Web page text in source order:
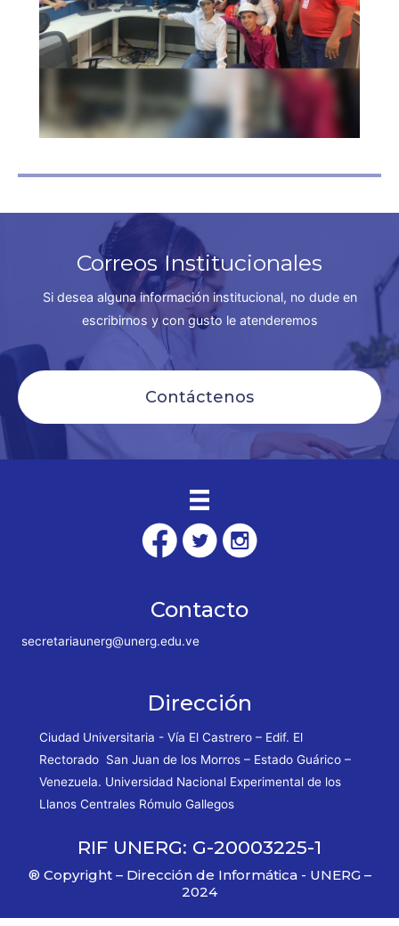
Correos Institucionales
Si desea alguna información institucional, no dude en
escribirnos y con gusto le atenderemos
Contáctenos
Contacto
secretariaunerg@unerg.edu.ve
Dirección
Ciudad Universitaria - Vía El Castrero – Edif. El
Rectorado San Juan de los Morros – Estado Guárico –
Venezuela. Universidad Nacional Experimental de los
Llanos Centrales Rómulo Gallegos
RIF UNERG: G-20003225-1
® Copyright – Dirección de Informática - UNERG –
2024